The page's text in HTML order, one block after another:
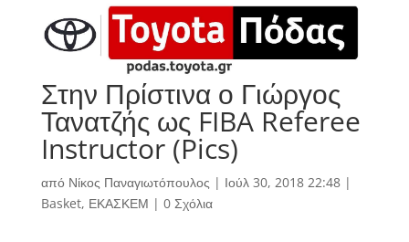
Στην Πρίστινα ο Γιώργος
Τανατζής ως FIBA Referee
Instructor (Pics)
από Νίκος Παναγιωτόπουλος | Ιούλ 30, 2018 22:48|
Basket, ΕΚΑΣΚΕΜ | 0 Σχόλια